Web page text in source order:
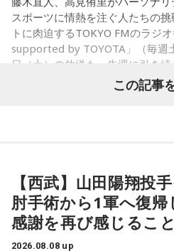
には、田村がイベントを振り返
ンディング曲の話とかを聞いてい
ブになれた。確かに死はすごく
うやって向き合うかということ
こりを和らげる」をテーマに、
れながら、自分自身の想いを見
なお、この模様は8月11日（火・
スポーツに情熱を注ぐ人たちの
トに肉迫するTOKYO FMのラジ
supported by TOYOTA」（毎週
日（土）の放送も、先週に引き
本代表の福田正博さんが登場！
カップ26（以下、W杯）」でブ
（左から）福田正博さん、藤木
1966年生まれの福田正博さんは
この記事
【西武】山田陽翔
肘手術から1軍へ復
感謝を再び感じるこ
2026.08.08 up